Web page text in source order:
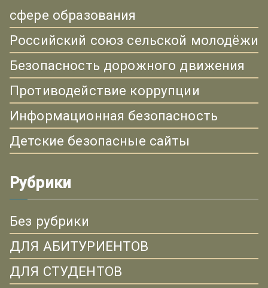
сфере образования
Российский союз сельской молодёжи
Безопасность дорожного движения
Противодействие коррупции
Информационная безопасность
Детские безопасные сайты
Рубрики
Без рубрики
ДЛЯ АБИТУРИЕНТОВ
ДЛЯ СТУДЕНТОВ